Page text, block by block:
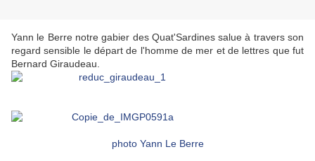
Yann le Berre notre gabier des Quat'Sardines salue à travers son
regard sensible le départ de l'homme de mer et de lettres que fut
Bernard Giraudeau.
photo Yann Le Berre